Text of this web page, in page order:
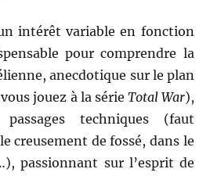
intérêt variable en fonction
pour comprendre la
anecdotique sur le plan
jouez à la série Total War),
techniques (faut
creusement de fossé, dans le
passionnant sur l’esprit de